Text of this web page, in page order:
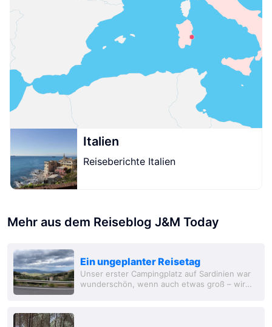
Italien
Reiseberichte Italien
Mehr aus dem Reiseblog J&M Today
Ein ungeplanter Reisetag
Unser erster Campingplatz auf Sardinien war
wunderschön, wenn auch etwas groß – wir